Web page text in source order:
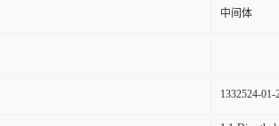
中间体
1332524-01-